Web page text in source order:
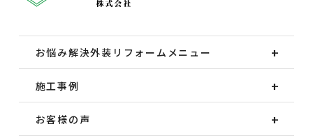
お悩み解決外装 リフォームメニュー
施工事例
お客様の声